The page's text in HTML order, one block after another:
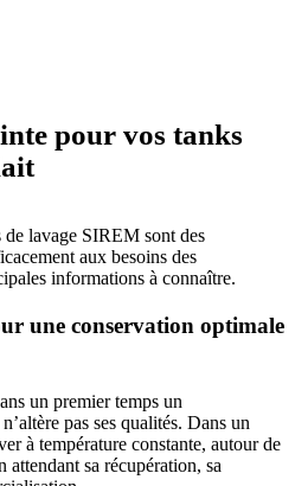
pour vos tanks
de lavage SIREM sont des
aux besoins des
informations à connaître.
une conservation optimale
un premier temps un
pas ses qualités. Dans un
à température constante, autour de
attendant sa récupération, sa